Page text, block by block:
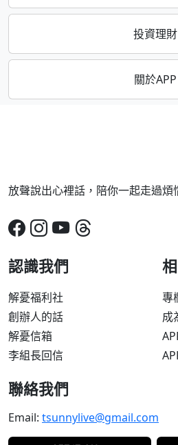
投資理財
關於APP
放聲說出心裡話，陪你一起走過煩
認識我們
解憂福利社
創辦人的話
解憂信箱
李組長回信
專
成
聯絡我們
Email: tsunnylive@gmail.com